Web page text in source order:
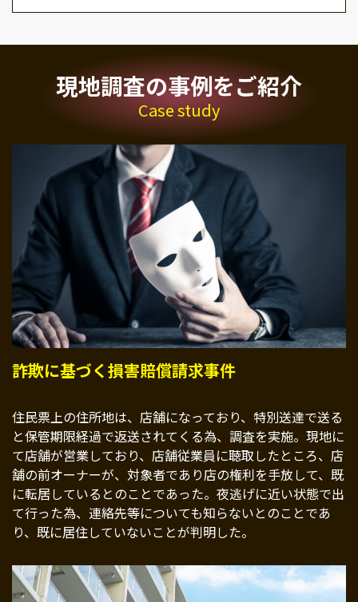
現地調査の事例をご紹介
Case study
詐欺に基づく損害賠償請求事件
住民票上の住所地は、店舗になっており、特別送達で送る
と保管期限経過で返送されてくる為、調査を実施。現地に
て店舗が営業しており、店舗従業員に聴取したところ、店
舗の前オーナーが、対象者であり店の権利を手放して、既
に転居しているとのことであった。夜逃げに近い状態で出
て行った為、連絡先等についても知らないとのことであ
り、既に居住していないことが判明した。